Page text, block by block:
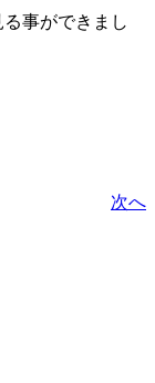
事ができまし
次へ